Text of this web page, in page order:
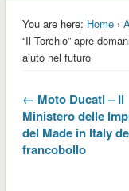
You are here: Home›
“Il Torchio” apre
aiuto nel futuro
← Moto Ducati – Il
Ministero delle
del Made in Italy
francobollo